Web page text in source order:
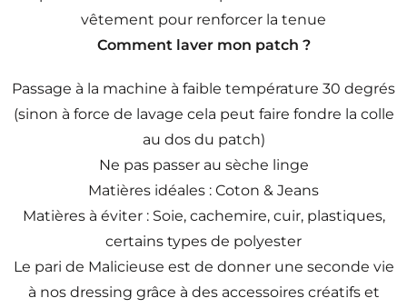
vêtement pour renforcer la tenue
Comment laver mon patch ?
Passage à la machine à faible température 30 degrés
(sinon à force de lavage cela peut faire fondre la colle
au dos du patch)
Ne pas passer au sèche linge
Matières idéales : Coton & Jeans
Matières à éviter : Soie, cachemire, cuir, plastiques,
certains types de polyester
Le pari de Malicieuse est de donner une seconde vie
à nos dressing grâce à des accessoires créatifs et